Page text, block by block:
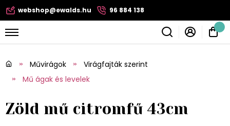
webshop@ewalds.hu 96 884 138
Művirágok
Virágfajták szerint
Mű ágak és levelek
Zöld mű citromfű 43cm